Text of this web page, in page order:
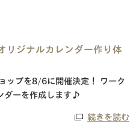
リジナルカレンダー作り体
ップを8/6に開催決定！ ワーク
ダーを作成します♪
続きを読む